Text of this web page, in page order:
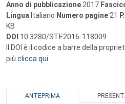
Anno di pubblicazione 2017
Lingua Italiano Numero pagine 21 P.
KB
DOI 10.3280/STE2016-118009
Il DOI è il codice a barre della
più clicca qui
ANTEPRIMA